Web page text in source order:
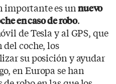
importante es unnuevo
en caso de robo.
de Tesla y al GPS, que
coche, los
su posición y ayudar
en Europa se han